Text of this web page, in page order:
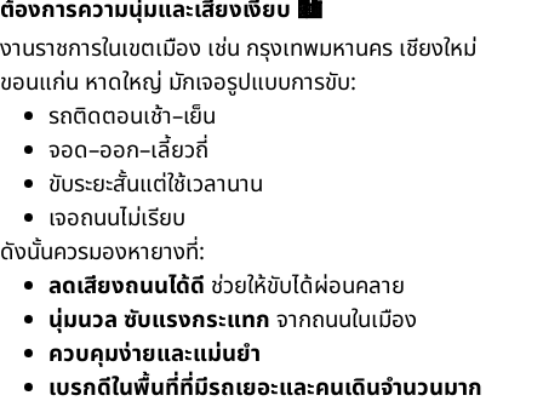
ต้องการความนุ่มและเสียงเงียบ 🏙️
งานราชการในเขตเมือง เช่น กรุงเทพมหานคร เชียงใหม่
ขอนแก่น หาดใหญ่ มักเจอรูปแบบการขับ:
รถติดตอนเช้า–เย็น
จอด–ออก–เลี้ยวถี่
ขับระยะสั้นแต่ใช้เวลานาน
เจอถนนไม่เรียบ
ดังนั้นควรมองหายางที่:
ลดเสียงถนนได้ดี ช่วยให้ขับได้ผ่อนคลาย
นุ่มนวล ซับแรงกระแทก จากถนนในเมือง
ควบคุมง่ายและแม่นยำ
เบรกดีในพื้นที่ที่มีรถเยอะและคนเดินจำนวนมาก